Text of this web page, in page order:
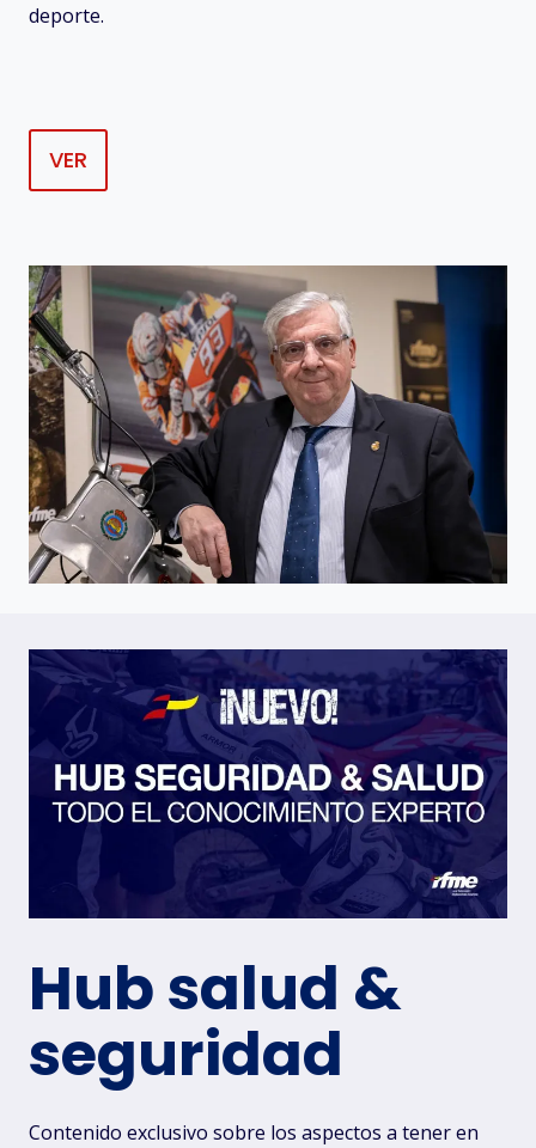
deporte.
VER
Hub salud &
seguridad
Contenido exclusivo sobre los aspectos a tener en